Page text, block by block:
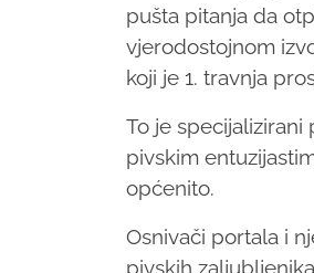
pušta pitanja da
vjerodostojnom
koji je 1. travnja
To je
pivskim
općenito.
Osnivači portala i
pivskih